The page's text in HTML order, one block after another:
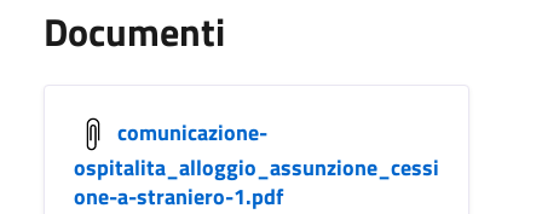
Documenti
comunicazione-
ospitalita_alloggio_assunzione_cessi
one-a-straniero-1.pdf